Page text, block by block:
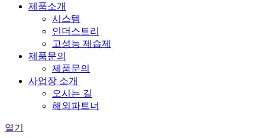
제품소개
시스템
인더스트리
고성능 제습제
제품문의
제품문의
사업장 소개
오시는 길
해외파트너
열기